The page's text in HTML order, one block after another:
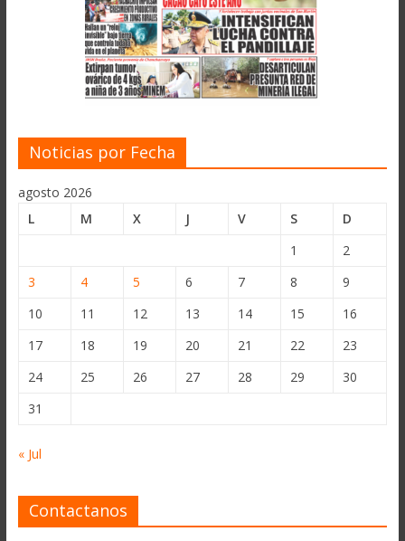
Noticias por Fecha
agosto 2026
L
M X J V S
D
1
2
3
4 5 6 7 8
9
10
11 12 13 14 15
16
17
18 19 20 21 22
23
24
25 26 27 28 29
30
31
« Jul
Contactanos